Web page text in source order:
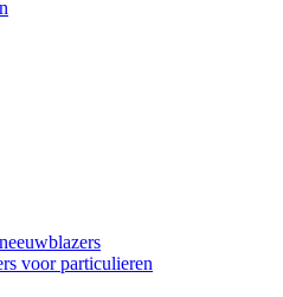
voor particulieren